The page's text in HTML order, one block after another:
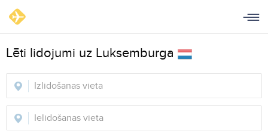
Lēti lidojumi uz Luksemburga